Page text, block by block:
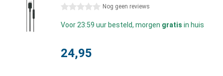
0 sterren Nog geen reviews
Voor 23:59 uur besteld, morgen gratis in huis
24,95